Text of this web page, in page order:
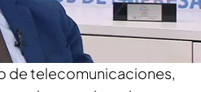
“un científico
tecnológico”. Iñaki
de telecomunicaciones,